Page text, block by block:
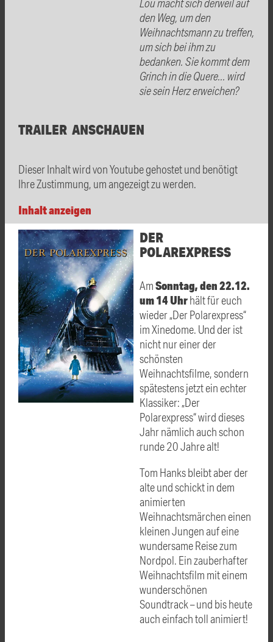
Lou macht sich derweil auf
den Weg, um den
Weihnachtsmann zu treffen,
um sich bei ihm zu
bedanken. Sie kommt dem
Grinch in die Quere... wird
sie sein Herz erweichen?
TRAILER ANSCHAUEN
Dieser Inhalt wird von Youtube gehostet und benötigt
Ihre Zustimmung, um angezeigt zu werden.
Inhalt anzeigen
DER
POLAREXPRESS
AmSonntag, den 22.12.
um 14 Uhrhält für euch
wieder „Der Polarexpress“
im Xinedome. Und der ist
nicht nur einer der
schönsten
Weihnachtsfilme, sondern
spätestens jetzt ein echter
Klassiker: „Der
Polarexpress“ wird dieses
Jahr nämlich auch schon
runde 20 Jahre alt!
Tom Hanks bleibt aber der
alte und schickt in dem
animierten
Weihnachtsmärchen einen
kleinen Jungen auf eine
wundersame Reise zum
Nordpol. Ein zauberhafter
Weihnachtsfilm mit einem
wunderschönen
Soundtrack – und bis heute
auch einfach toll animiert!